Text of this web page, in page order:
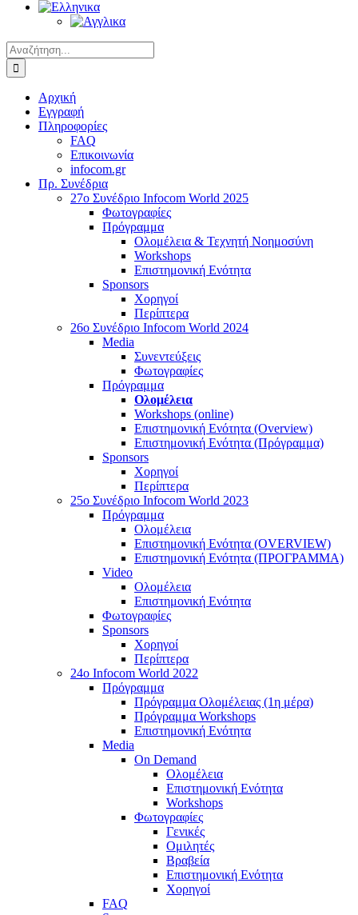
Αναζήτηση
για:
Αρχική
Εγγραφή
Πληροφορίες
FAQ
Επικοινωνία
infocom.gr
Πρ. Συνέδρια
27o Συνέδριο Infocom World 2025
Φωτογραφίες
Πρόγραμμα
Ολομέλεια & Τεχνητή Νοημοσύνη
Workshops
Επιστημονική Ενότητα
Sponsors
Χορηγοί
Περίπτερα
26o Συνέδριο Infocom World 2024
Media
Συνεντεύξεις
Φωτογραφίες
Πρόγραμμα
Ολομέλεια
Workshops (online)
Επιστημονική Ενότητα (Overview)
Επιστημονική Ενότητα (Πρόγραμμα)
Sponsors
Χορηγοί
Περίπτερα
25o Συνέδριο Infocom World 2023
Πρόγραμμα
Ολομέλεια
Επιστημονική Ενότητα (OVERVIEW)
Επιστημονική Ενότητα (ΠΡΟΓΡΑΜΜΑ)
Video
Ολομέλεια
Επιστημονική Ενότητα
Φωτογραφίες
Sponsors
Χορηγοί
Περίπτερα
24o Infocom World 2022
Πρόγραμμα
Πρόγραμμα Ολομέλειας (1η μέρα)
Πρόγραμμα Workshops
Επιστημονική Ενότητα
Media
On Demand
Ολομέλεια
Επιστημονική Ενότητα
Workshops
Φωτογραφίες
Γενικές
Ομιλητές
Βραβεία
Επιστημονική Ενότητα
Χορηγοί
FAQ